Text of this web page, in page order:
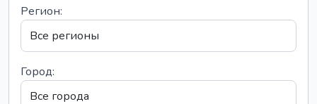
Регион:
Город: